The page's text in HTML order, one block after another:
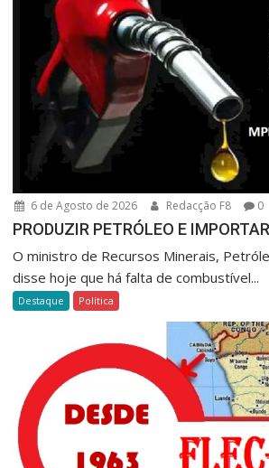
6 de Agosto de 2026 Redacção F8 0
PRODUZIR PETRÓLEO E
O ministro de Recursos Minerais,
disse hoje que há falta de combustível...
Destaque Política